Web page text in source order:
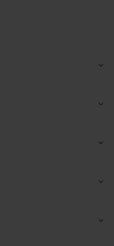




